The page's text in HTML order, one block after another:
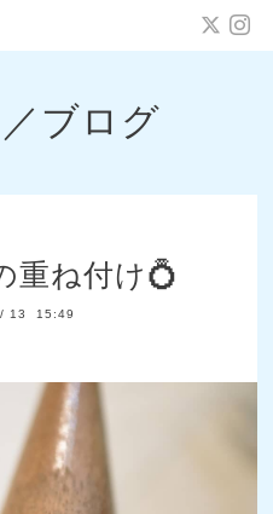
ブログ
重ね付け💍
/ 13 15:49